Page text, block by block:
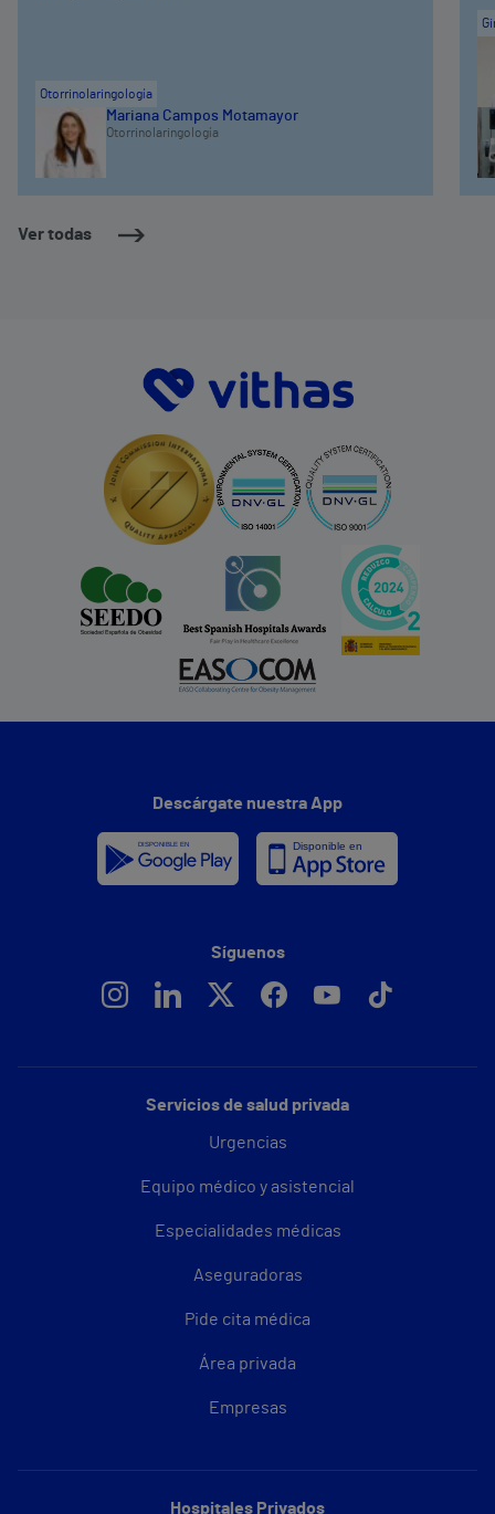
Ver todas
Otorrinolaringología
Mariana Campos Motamayor
Otorrinolaringología
Servicios de salud privada
Urgencias
Equipo médico y asistencial
Especialidades médicas
Aseguradoras
Pide cita médica
Área privada
Empresas
Hospitales Privados
Descárgate nuestra App
Síguenos